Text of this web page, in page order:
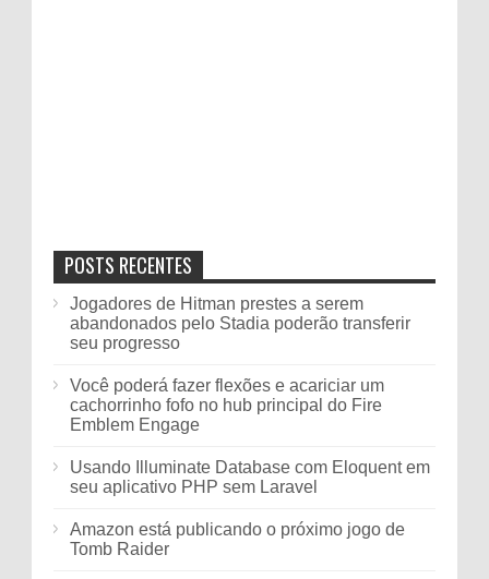
POSTS RECENTES
Jogadores de Hitman prestes a serem
abandonados pelo Stadia poderão transferir
seu progresso
Você poderá fazer flexões e acariciar um
cachorrinho fofo no hub principal do Fire
Emblem Engage
Usando Illuminate Database com Eloquent em
seu aplicativo PHP sem Laravel
Amazon está publicando o próximo jogo de
Tomb Raider